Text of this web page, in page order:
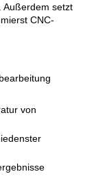
Außerdem setzt
CNC-
von